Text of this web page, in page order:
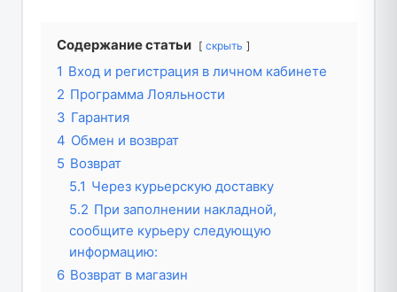
Содержание статьи скрыть
1 Вход и регистрация в личном кабинете
2 Программа Лояльности
3 Гарантия
4 Обмен и возврат
5 Возврат
5.1 Через курьерскую доставку
5.2 При заполнении накладной,
сообщите курьеру следующую
информацию:
6 Возврат в магазин